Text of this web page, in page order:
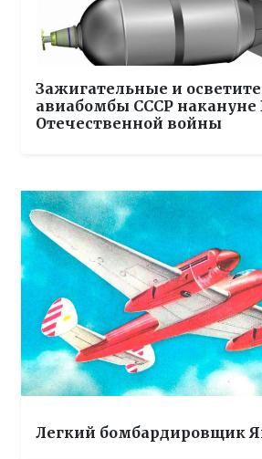
Зажигательные и
авиабомбы СССР накануне
Отечественной войны
Легкий бомбардировщик